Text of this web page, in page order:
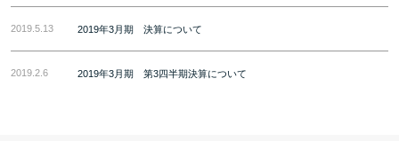
2019.5.13 2019年3月期 決算について
2019.2.6 2019年3月期 第3四半期決算について